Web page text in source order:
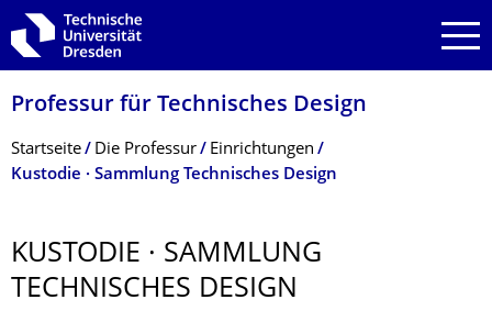
Zur Hauptnavigation springen
Zur Suche springen
Zum Inhalt springen
Professur für Technisches Design
Breadcrumb-Menü
Startseite Die Professur
Einrichtungen
Kustodie · Sammlung Technisches Design
KUSTODIE · SAMMLUNG
TECHNISCHES DESIGN